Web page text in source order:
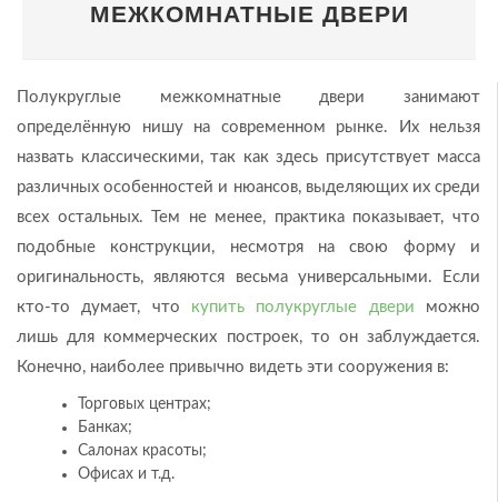
МЕЖКОМНАТНЫЕ ДВЕРИ
Полукруглые межкомнатные двери занимают
определённую нишу на современном рынке. Их нельзя
назвать классическими, так как здесь присутствует масса
различных особенностей и нюансов, выделяющих их среди
всех остальных. Тем не менее, практика показывает, что
подобные конструкции, несмотря на свою форму и
оригинальность, являются весьма универсальными. Если
кто-то думает, что купить полукруглые двери можно
лишь для коммерческих построек, то он заблуждается.
Конечно, наиболее привычно видеть эти сооружения в:
Торговых центрах;
Банках;
Салонах красоты;
Офисах и т.д.